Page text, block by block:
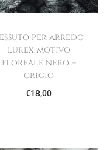
per arredo
lurex motivo
floreale nero –
grigio
€18,00